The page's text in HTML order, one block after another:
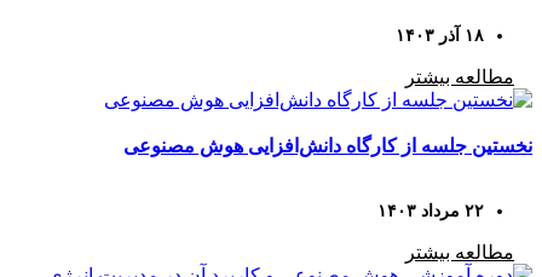
۱۸ آذر ۱۴۰۳
مطالعه بیشتر
نخستین جلسه از کارگاه دانش‌افزایی هوش مصنوعی
۲۲ مرداد ۱۴۰۳
مطالعه بیشتر